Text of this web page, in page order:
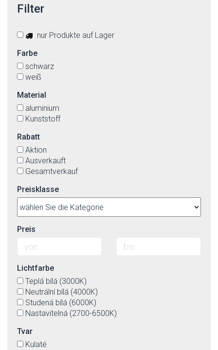
Filter
nur Produkte auf Lager
Farbe
schwarz
weiß
Material
aluminium
Kunststoff
Rabatt
Aktion
Ausverkauft
Gesamtverkauf
Preisklasse
Preis
Lichtfarbe
Teplá bílá (3000K)
Neutrální bílá (4000K)
Studená bílá (6000K)
Nastavitelná (2700-6500K)
Tvar
Kulaté